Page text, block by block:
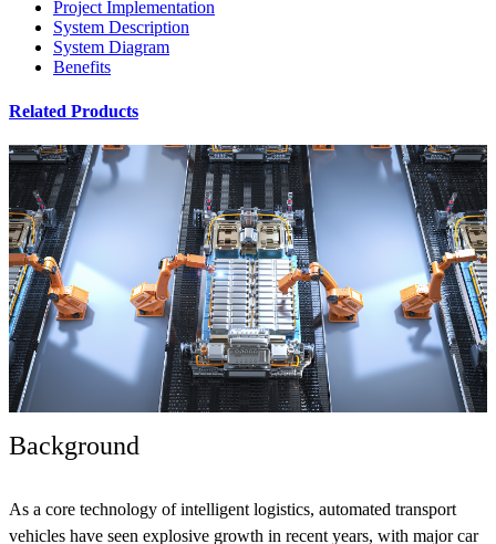
Project Implementation
System Description
System Diagram
Benefits
Related Products
Background
As a core technology of intelligent logistics, automated transport
vehicles have seen explosive growth in recent years, with major car